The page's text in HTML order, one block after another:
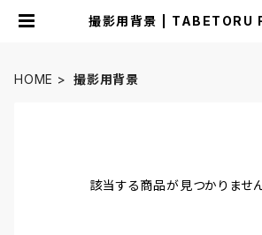
撮影用背景 | TABETORU
HOME 撮影用背景
該当する商品が見つかりません